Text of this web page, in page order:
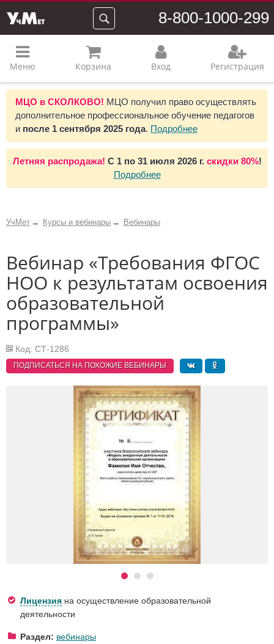
8-800-1000-299
Меню Корзина Вход Регистрация
МЦО в СКОЛКОВО! МЦО получил право осуществлять
дополнительное профессиональное обучение педагогов
и после 1 сентября 2025 года. Подробнее
Летняя распродажа! С 1 по 31 июля 2026 г. скидки 80%!
Подробнее
УчМет Курсы и вебинары Вебинары
Вебинар «Требования ФГОС
НОО к результатам освоения
образовательной
программы»
Код: СТ-1286
ПОДПИСАТЬСЯ НА ПОХОЖИЕВЕБИНАРЫ
Лицензия на осуществление образовательной
деятельности
Раздел: вебинары